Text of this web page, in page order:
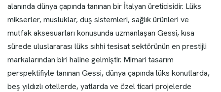
alanında dünya çapında tanınan bir İtalyan üreticisidir. Lüks
mikserler, musluklar, duş sistemleri, sağlık ürünleri ve
mutfak aksesuarları konusunda uzmanlaşan Gessi, kısa
sürede uluslararası lüks sıhhi tesisat sektörünün en prestijli
markalarından biri haline gelmiştir. Mimari tasarım
perspektifiyle tanınan Gessi, dünya çapında lüks konutlarda,
beş yıldızlı otellerde, yatlarda ve özel ticari projelerde